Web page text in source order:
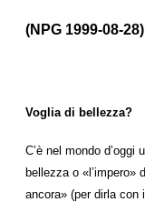
(NPG 1999-08-28)
Voglia di bellezza?
C’è nel mondo
bellezza o
ancora» (per dirla